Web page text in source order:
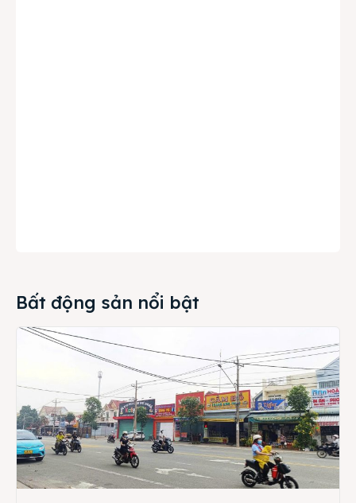
Bất động sản nổi bật